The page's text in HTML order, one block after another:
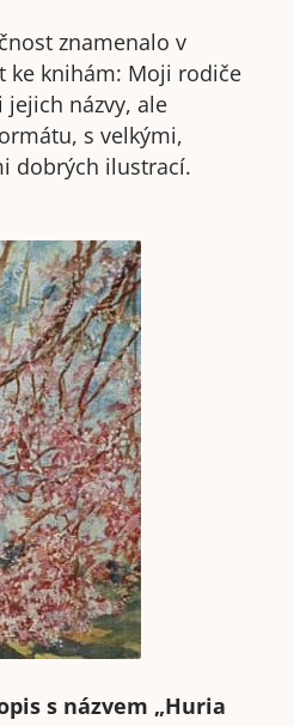
znamenalo v
ke knihám: Moji rodiče
názvy, ale
s velkými,
dobrých ilustrací.
s názvem „Huria